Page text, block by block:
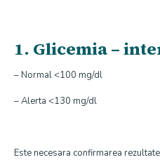
1. Glicemia –
– Normal <100 mg/dl
– Alerta <130 mg/dl
Este necesara confirmarea